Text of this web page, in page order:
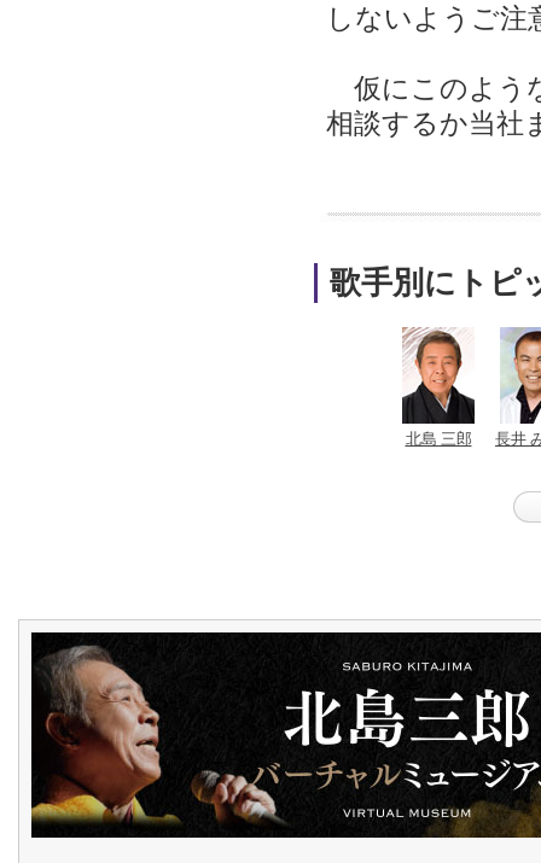
しないようご注
仮にこのよう
相談するか当社
歌手別にトピ
北島 三郎 長井